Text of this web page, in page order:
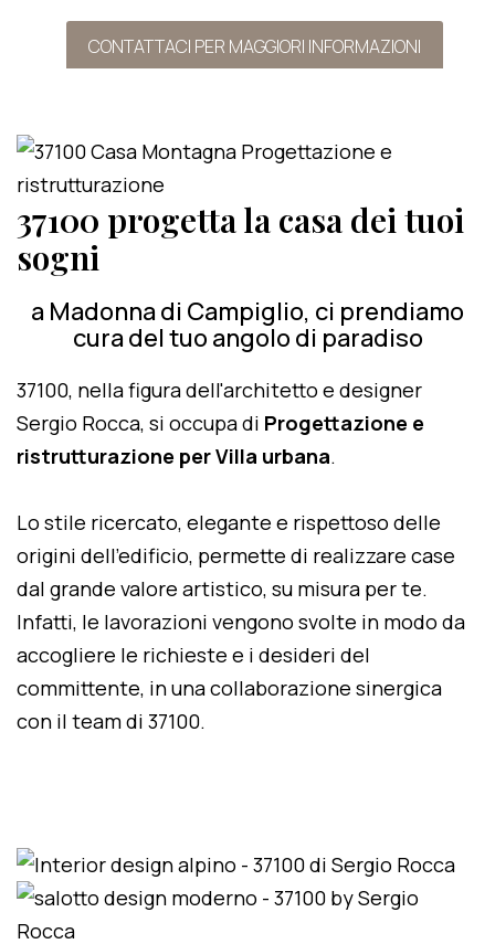
CONTATTACI PER MAGGIORI INFORMAZIONI
37100 progetta la casa dei tuoi
sogni
a Madonna di Campiglio, ci prendiamo
cura del tuo angolo di paradiso
37100, nella figura dell'architetto e designer
Sergio Rocca, si occupa di Progettazione e
ristrutturazione per Villa urbana.
Lo stile ricercato, elegante e rispettoso delle
origini dell'edificio, permette di realizzare case
dal grande valore artistico, su misura per te.
Infatti, le lavorazioni vengono svolte in modo da
accogliere le richieste e i desideri del
committente, in una collaborazione sinergica
con il team di 37100.